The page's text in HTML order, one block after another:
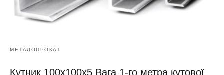
МЕТАЛОПРОКАТ
Кутник 100х100х5 Вага 1-го метра кутової